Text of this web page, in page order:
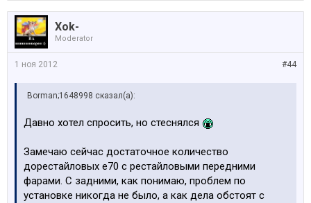
Xok-
Moderator
#44
1 ноя 2012
Borman;1648998 сказал(а):
Давно хотел спросить, но стеснялся
Замечаю сейчас достаточное количество
дорестайловых е70 с рестайловыми передними
фарами. С задними, как понимаю, проблем по
установке никогда не было, а как дела обстоят с